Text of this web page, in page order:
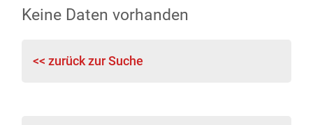
Keine Daten vorhanden
<< zurück zur Suche